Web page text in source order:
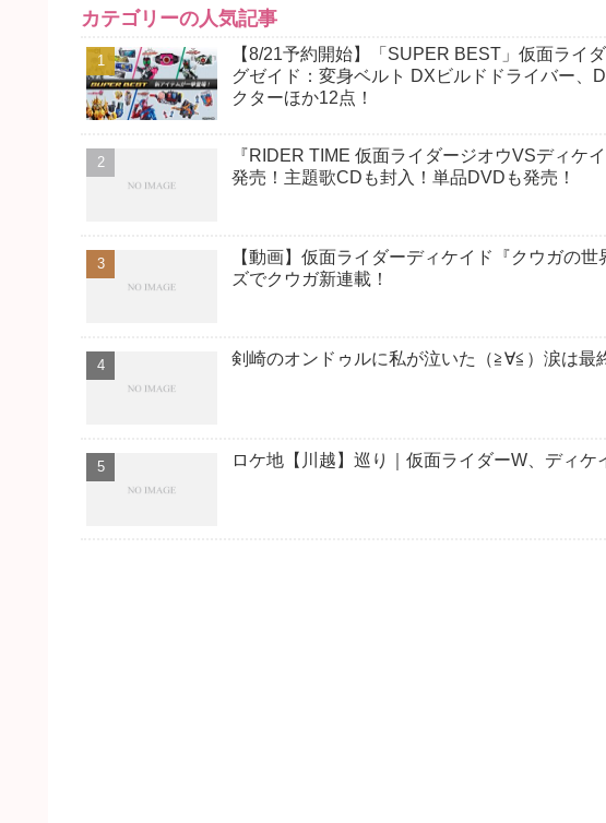
カテゴリーの人気記事
【8/21予約開始】「SUPER BEST」仮面ライ
グゼイド：変身ベルト DXビルドドライバー、
クターほか12点！
『RIDER TIME 仮面ライダージオウVSディケ
発売！主題歌CDも封入！単品DVDも発売！
【動画】仮面ライダーディケイド『クウガの
ズでクウガ新連載！
剣崎のオンドゥルに私が泣いた（≧∀≦）涙は最
ロケ地【川越】巡り｜仮面ライダーW、ディ